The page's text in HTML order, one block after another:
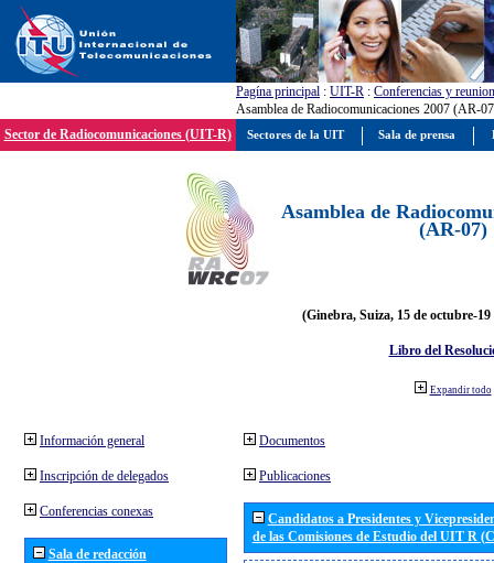
Pagína principal : UIT-R : Conferencias y
Asamblea de Radiocomunicaciones 2007 (AR-
Sector de Radiocomunicaciones (UIT-R)
Asamblea de
(AR-07)
(Ginebra, Suiza, 15 de octubre-19
Libro del
Expandir todo
Información general
Inscripción de delegados
Conferencias conexas
Sala de redacción
Documentos
Publicaciones
Candidatos a Presidentes y
de las Comisiones de Estudio del UIT R
Sectores de la UIT Sala de prensa